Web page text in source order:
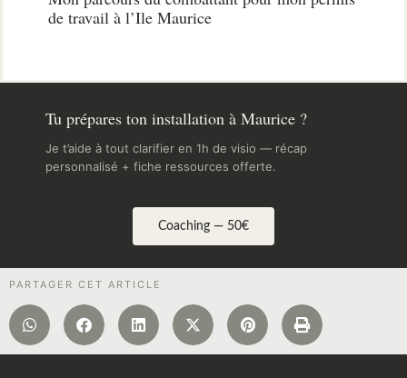
de travail à l’Ile Maurice
Tu prépares ton installation à Maurice ?
Je t’aide à tout clarifier en 1h de visio — récap
personnalisé + fiche ressources offerte.
Coaching — 50€
PARTAGER CET ARTICLE